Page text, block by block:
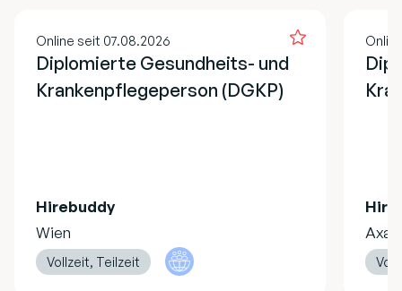
Online seit 07.08.2026
Diplomierte Gesundheits- und
Krankenpflegeperson (DGKP)
Hirebuddy
Wien
Vollzeit, Teilzeit